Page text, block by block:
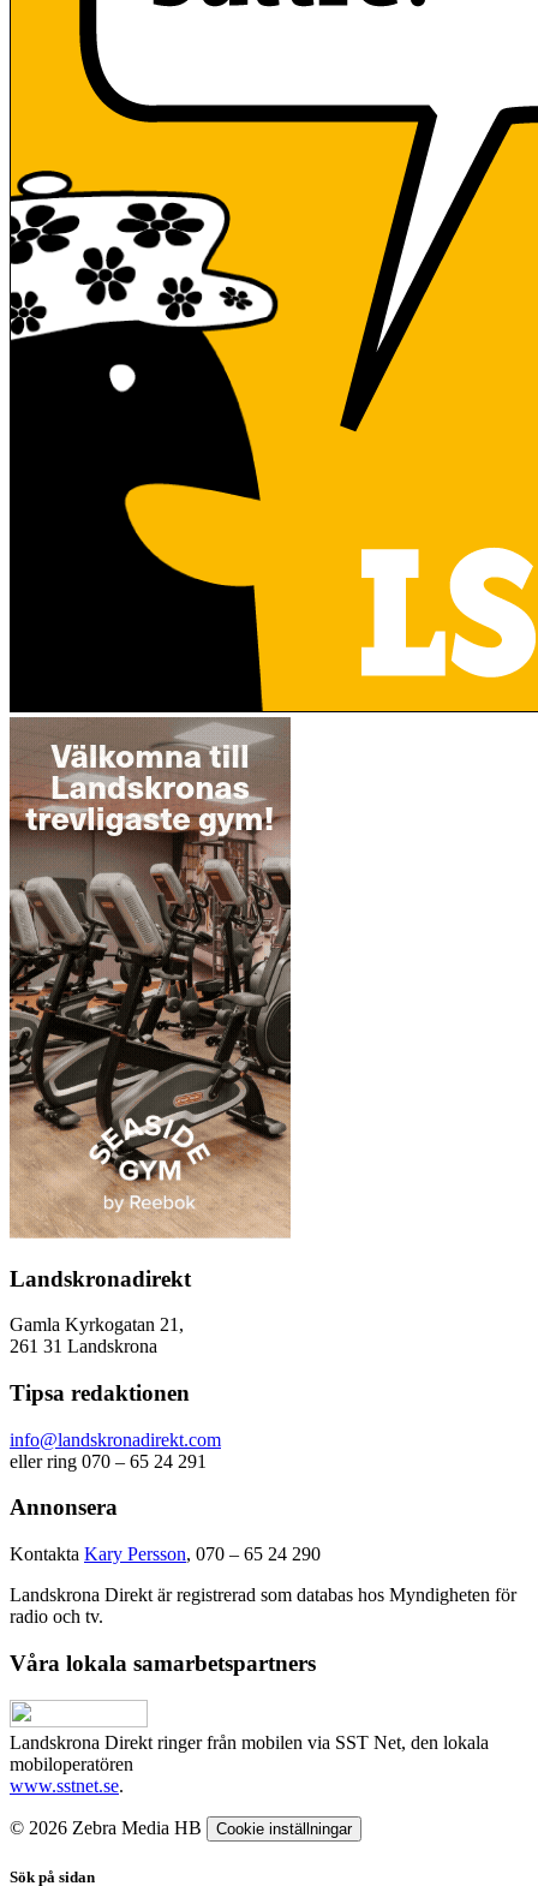
Landskronadirekt
Gamla Kyrkogatan 21,
261 31 Landskrona
Tipsa redaktionen
info@landskronadirekt.com
eller ring 070 – 65 24 291
Annonsera
Kontakta Kary Persson, 070 – 65 24 290
Landskrona Direkt är registrerad som databas hos Myndigheten för
radio och tv.
Våra lokala samarbetspartners
Landskrona Direkt ringer från mobilen via SST Net, den lokala
mobiloperatören
www.sstnet.se.
© 2026 Zebra Media HB Cookie inställningar
Sök på sidan